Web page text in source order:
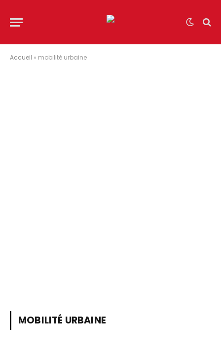
Accueil » mobilité urbaine
MOBILITÉ URBAINE